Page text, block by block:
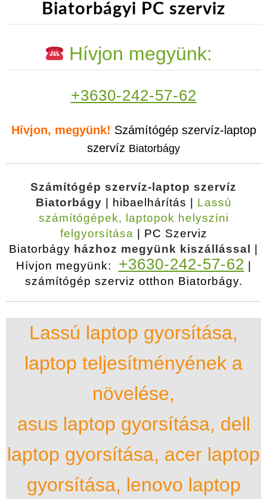
Biatorbágyi PC szerviz
Hívjon megyünk:
+3630-242-57-62
Hívjon, megyünk! Számítógép szervíz-laptop
szervíz Biatorbágy
Számítógép szervíz-laptop szervíz
Biatorbágy | hibaelhárítás | Lassú
számítógépek, laptopok helyszíni
felgyorsítása | PC Szerviz
Biatorbágy házhoz megyünk kiszállással
Hívjon megyünk: +3630-242-57-62
számítógép szerviz otthon Biatorbágy.
Lassú laptop gyorsítása,
laptop teljesítményének a
növelése,
asus laptop gyorsítása, dell
laptop gyorsítása, acer laptop
gyorsítása, lenovo laptop